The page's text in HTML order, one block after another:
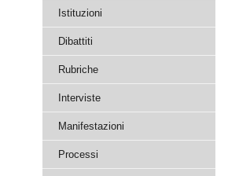
Istituzioni
Dibattiti
Rubriche
Interviste
Manifestazioni
Processi